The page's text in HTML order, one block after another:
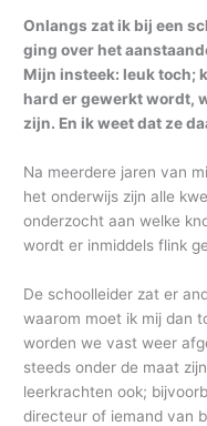
Onlangs zat ik bij een
ging over het
Mijn insteek: leuk toch;
hard er gewerkt wordt,
zijn. En ik weet dat ze
Na meerdere jaren van
het onderwijs zijn alle
onderzocht aan welke
wordt er inmiddels flink
De schoolleider zat er
waarom moet ik mij dan
worden we vast weer
steeds onder de maat
leerkrachten ook;
directeur of iemand van